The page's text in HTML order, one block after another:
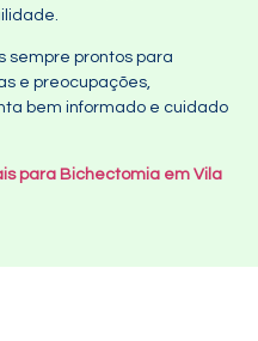
sempre prontos para
e preocupações,
bem informado e cuidado
para Bichectomia em Vila